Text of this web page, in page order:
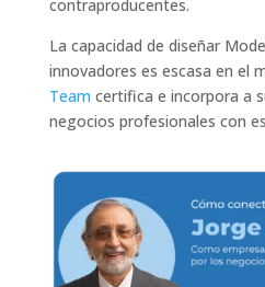
contraproducentes.
La capacidad de diseñar
innovadores es escasa en el
Team certifica e incorpora a
negocios profesionales con